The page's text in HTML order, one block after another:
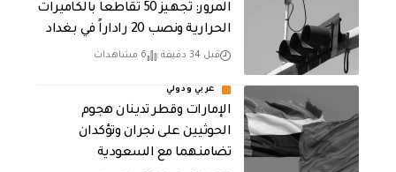
المرور: تجهيز 50 تقاطعاً بالكاميرات
الحرارية ونصب 20 راداراً في بغداد
قبل 34 دقيقة 6 مشاهدات
عربي ودولي
الإمارات وقطر تدينان هجوم
الحوثيين على نجران وتؤكدان
تضامنهما مع السعودية